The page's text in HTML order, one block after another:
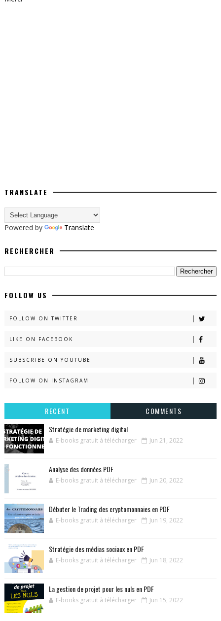
TRANSLATE
Powered by Translate
RECHERCHER
FOLLOW US
FOLLOW ON TWITTER
LIKE ON FACEBOOK
SUBSCRIBE ON YOUTUBE
FOLLOW ON INSTAGRAM
RECENT
COMMENTS
Stratégie de marketing digital
E-books gratuit à télécharger Jun 21, 2022
Analyse des données PDF
E-books gratuit à télécharger Jun 20, 2022
Débuter le Trading des cryptomonnaies en PDF
E-books gratuit à télécharger Jun 19, 2022
Stratégie des médias sociaux en PDF
E-books gratuit à télécharger Jun 18, 2022
La gestion de projet pour les nuls en PDF
E-books gratuit à télécharger Jun 15, 2022